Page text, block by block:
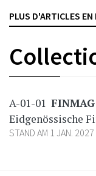
A-01-01 FINMAG
Eidgenössische
STAND AM 1 JAN. 2027
FINMA VERSICHERUNGEN
PLUS D'ARTICLES EN